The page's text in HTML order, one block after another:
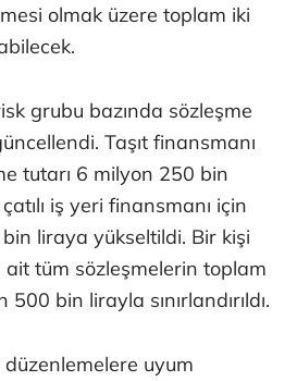
olmak üzere toplam iki
grubu bazında sözleşme
Taşıt finansmanı
tutarı 6 milyon 250 bin
iş yeri finansmanı için
liraya yükseltildi. Bir kişi
tüm sözleşmelerin toplam
bin lirayla sınırlandırıldı.
düzenlemelere uyum